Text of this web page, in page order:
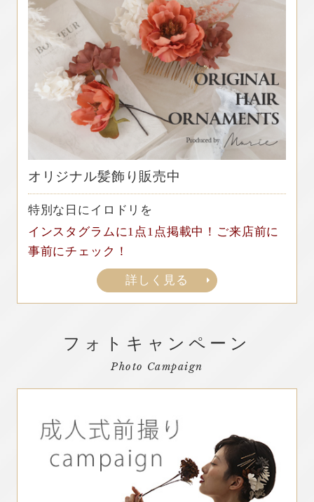
オリジナル髪飾り販売中
特別な日にイロドリを
インスタグラムに1点1点掲載中！ご来店前に
事前にチェック！
詳しく見る
フォトキャンペーン
Photo Campaign